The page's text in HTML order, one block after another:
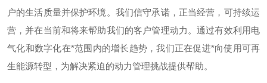
户的生活质量并保护环境。我们信守承诺，正当经营，可持续运
营，并在当前和将来帮助我们的客户管理动力。通过有效利用电
气化和数字化在*范围内的增长趋势，我们正在促进*向使用可再
生能源转型，为解决紧迫的动力管理挑战提供帮助。